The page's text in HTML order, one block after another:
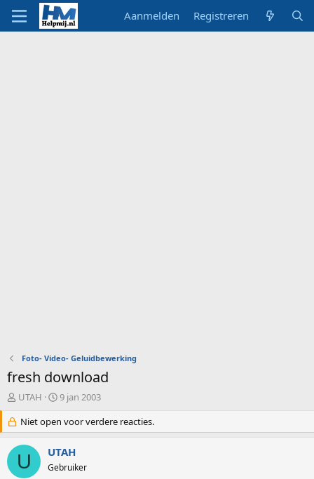
Aanmelden Registreren
Foto- Video- Geluidbewerking
fresh download
O
d
e
r
e
UTAH
S
a
r
t
d
a
9 jan 2003
Niet open voor verdere reacties.
U UTAH
Gebruiker